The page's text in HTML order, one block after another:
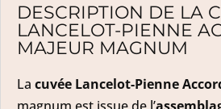
DESCRIPTION DE LA
LANCELOT-PIENNE
MAJEUR MAGNUM
La cuvée Lancelot-Pienne